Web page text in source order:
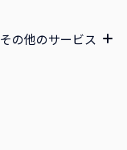
その他のサービス